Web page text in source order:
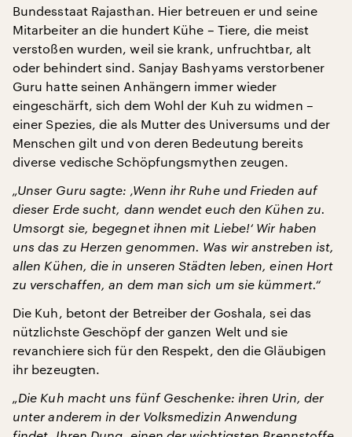
Bundesstaat Rajasthan. Hier betreuen er und seine
Mitarbeiter an die hundert Kühe – Tiere, die meist
verstoßen wurden, weil sie krank, unfruchtbar, alt
oder behindert sind. Sanjay Bashyams verstorbener
Guru hatte seinen Anhängern immer wieder
eingeschärft, sich dem Wohl der Kuh zu widmen –
einer Spezies, die als Mutter des Universums und der
Menschen gilt und von deren Bedeutung bereits
diverse vedische Schöpfungsmythen zeugen.
„Unser Guru sagte: ‚Wenn ihr Ruhe und Frieden auf
dieser Erde sucht, dann wendet euch den Kühen zu.
Umsorgt sie, begegnet ihnen mit Liebe!‘ Wir haben
uns das zu Herzen genommen. Was wir anstreben ist,
allen Kühen, die in unseren Städten leben, einen Hort
zu verschaffen, an dem man sich um sie kümmert.“
Die Kuh, betont der Betreiber der Goshala, sei das
nützlichste Geschöpf der ganzen Welt und sie
revanchiere sich für den Respekt, den die Gläubigen
ihr bezeugten.
„Die Kuh macht uns fünf Geschenke: ihren Urin, der
unter anderem in der Volksmedizin Anwendung